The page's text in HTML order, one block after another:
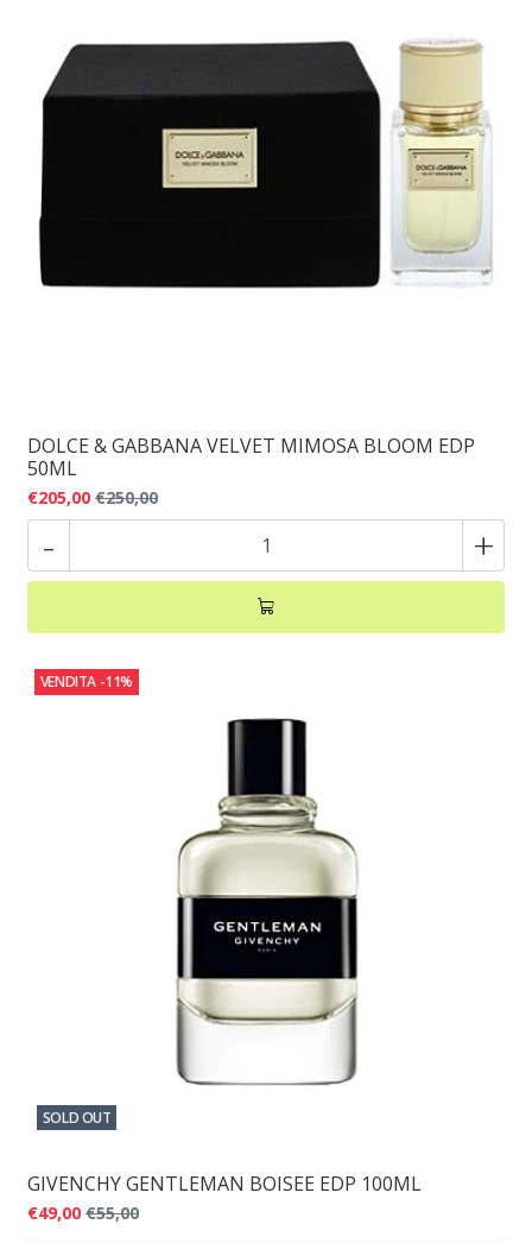
DOLCE & GABBANA VELVET MIMOSA BLOOM EDP
50ML
€205,00 €250,00
- +
VENDITA -11%
SOLD OUT
GIVENCHY GENTLEMAN BOISEE EDP 100ML
€49,00 €55,00